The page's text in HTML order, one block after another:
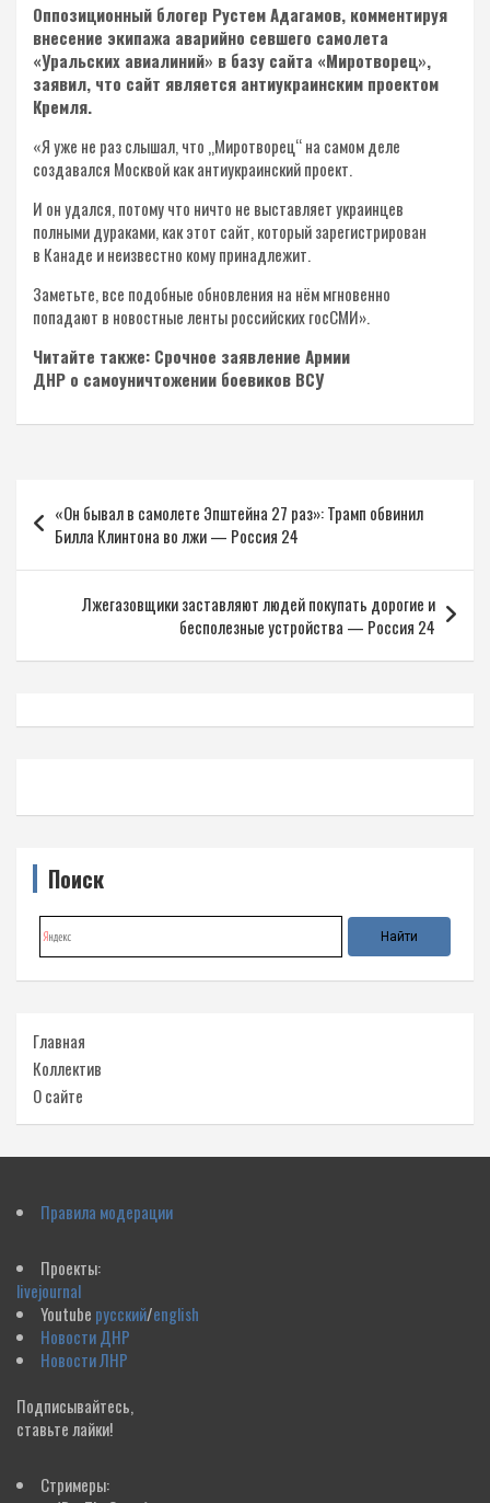
Оппозиционный блогер Рустем Адагамов, комментируя
внесение экипажа аварийно севшего самолета
«Уральских авиалиний» в базу сайта «Миротворец»,
заявил, что сайт является антиукраинским проектом
Кремля.
«Я уже не раз слышал, что „Миротворец“ на самом деле
создавался Москвой как антиукраинский проект.
И он удался, потому что ничто не выставляет украинцев
полными дураками, как этот сайт, который зарегистрирован
в Канаде и неизвестно кому принадлежит.
Заметьте, все подобные обновления на нём мгновенно
попадают в новостные ленты российских госСМИ».
Читайте также: Срочное заявление Армии
ДНР о самоуничтожении боевиков ВСУ
Навигация
по
записям
«Он бывал в самолете Эпштейна 27 раз»: Трамп обвинил
Билла Клинтона во лжи — Россия 24
Лжегазовщики заставляют людей покупать дорогие и
бесполезные устройства — Россия 24
Поиск
Главная
Коллектив
О сайте
Правила модерации
Проекты:
livejournal
Youtube русский/english
Новости ДНР
Новости ЛНР
Подписывайтесь,
ставьте лайки!
Стримеры: